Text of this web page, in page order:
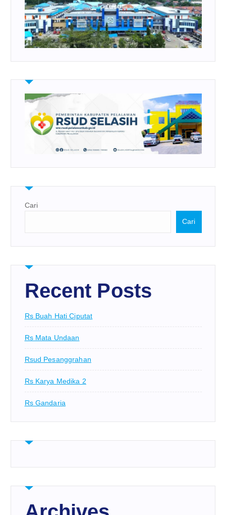
Cari
Cari
Recent Posts
Rs Buah Hati Ciputat
Rs Mata Undaan
Rsud Pesanggrahan
Rs Karya Medika 2
Rs Gandaria